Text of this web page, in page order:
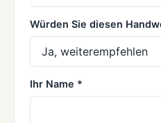
Würden Sie diesen
Ihr Name *